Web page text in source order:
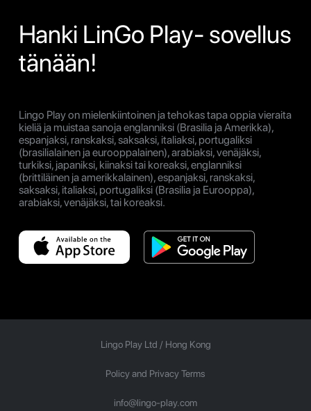
Hanki LinGo Play- sovellus
tänään!
Lingo Play on mielenkiintoinen ja tehokas tapa oppia vieraita
kieliä ja muistaa sanoja englanniksi (Brasilia ja Amerikka),
espanjaksi, ranskaksi, saksaksi, italiaksi, portugaliksi
(brasilialainen ja eurooppalainen), arabiaksi, venäjäksi,
turkiksi, japaniksi, kiinaksi tai koreaksi, englanniksi
(brittiläinen ja amerikkalainen), espanjaksi, ranskaksi,
saksaksi, italiaksi, portugaliksi (Brasilia ja Eurooppa),
arabiaksi, venäjäksi, tai koreaksi.
Lingo Play Ltd / Hong Kong
Policy and Privacy Terms
info@lingo-play.com